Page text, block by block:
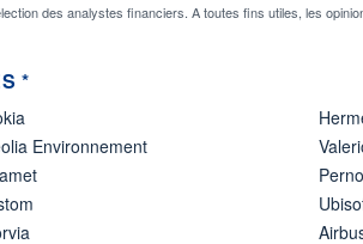
des analystes financiers. A toutes fins utiles, les
*
Environnement